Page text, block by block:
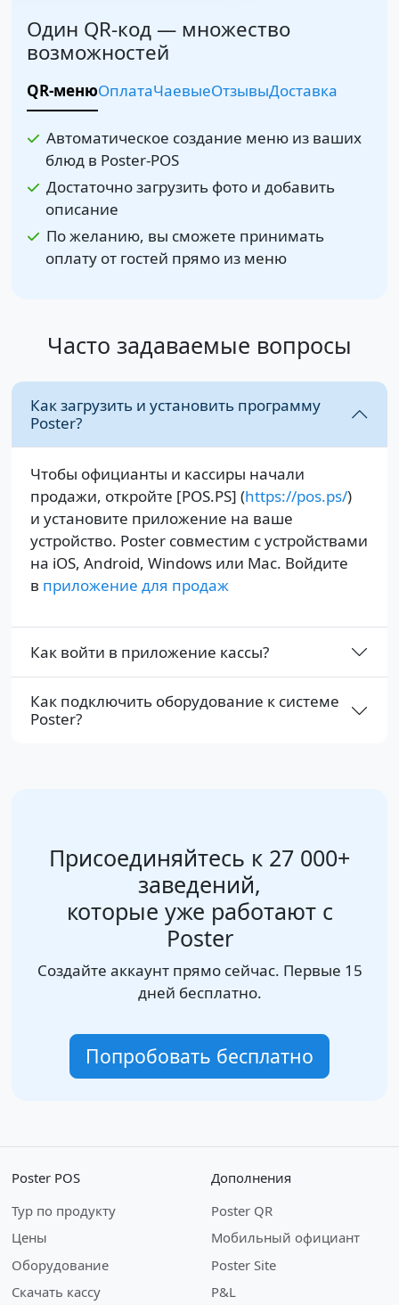
Один QR-код — множество
возможностей
QR-менюОплатаЧаевыеОтзывыДоставка
Автоматическое создание меню из ваших
блюд в Poster-POS
Достаточно загрузить фото и добавить
описание
По желанию, вы сможете принимать
оплату от гостей прямо из меню
Часто задаваемые вопросы
Как загрузить и установить программу
Poster?
Чтобы официанты и кассиры начали
продажи, откройте [POS.PS] (https://pos.ps/)
и установите приложение на ваше
устройство. Poster совместим с устройствами
на iOS, Android, Windows или Mac. Войдите
в приложение для продаж
Как войти в приложение кассы?
Как подключить оборудование к системе
Poster?
Присоединяйтесь к 27 000+
заведений,
которые уже работают с
Poster
Создайте аккаунт прямо сейчас. Первые 15
дней бесплатно.
Попробовать бесплатно
Poster POS
Тур по продукту
Цены
Оборудование
Скачать кассу
Дополнения
Poster QR
Мобильный официант
Poster Site
P&L